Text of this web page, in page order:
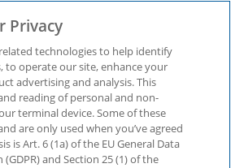
Diese drei
Privacy
related technologies to help identify
to operate our site, enhance your
advertising and analysis. This
reading of personal and non-
terminal device. Some of these
are only used when you’ve agreed
is Art. 6 (1a) of the EU General Data
and Section 25 (1) of the